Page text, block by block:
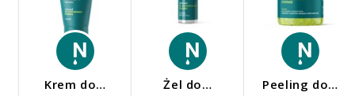
Krem do…
Żel do…
Peeling do…